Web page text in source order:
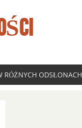
RÓŻNYCH ODSŁONACH